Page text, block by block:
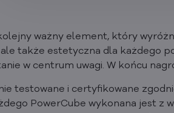
ważny element, który
także estetyczna dla każdego
w centrum uwagi. W końcu
testowane i certyfikowane
PowerCube wykonana jest z